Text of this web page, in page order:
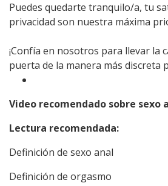
Puedes quedarte tranquilo/a, tu
privacidad son nuestra máxima
¡Confía en nosotros para llevar la
puerta de la manera más discreta
Video recomendado sobre sexo
Lectura recomendada:
Definición de sexo anal
Definición de orgasmo